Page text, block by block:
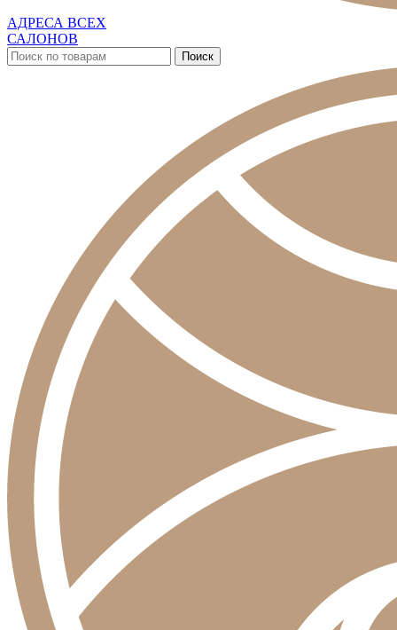
АДРЕСА ВСЕХ
САЛОНОВ